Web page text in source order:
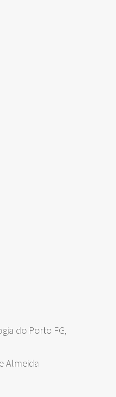
do Porto FG,
Almeida